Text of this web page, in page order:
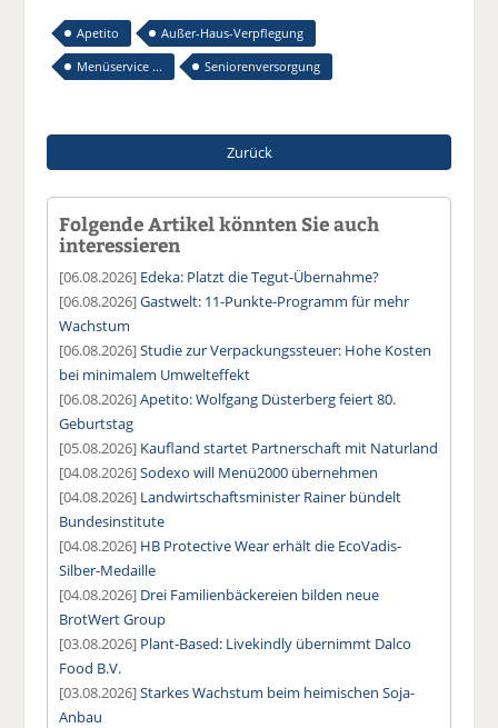
Apetito
Außer-Haus-Verpflegung
Menüservice ...
Seniorenversorgung
Zurück
Folgende Artikel könnten Sie auch
interessieren
[06.08.2026] Edeka: Platzt die Tegut-Übernahme?
[06.08.2026]Gastwelt: 11-Punkte-Programm für mehr
Wachstum
[06.08.2026]Studie zur Verpackungssteuer: Hohe Kosten
bei minimalem Umwelteffekt
[06.08.2026]Apetito: Wolfgang Düsterberg feiert 80.
Geburtstag
[05.08.2026] Kaufland startet Partnerschaft mit Naturland
[04.08.2026]Sodexo will Menü2000 übernehmen
[04.08.2026] Landwirtschaftsminister Rainer bündelt
Bundesinstitute
[04.08.2026] HB Protective Wear erhält die EcoVadis-
Silber-Medaille
[04.08.2026] Drei Familienbäckereien bilden neue
BrotWert Group
[03.08.2026] Plant-Based: Livekindly übernimmt Dalco
Food B.V.
[03.08.2026]Starkes Wachstum beim heimischen Soja-
Anbau